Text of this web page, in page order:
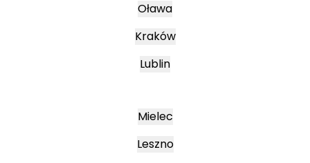
Oława
Kraków
Lublin
Mielec
Leszno